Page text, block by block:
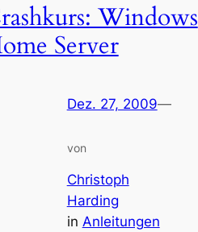
Windows
Server
Dez. 27, 2009—
von
Christoph
Harding
in Anleitungen